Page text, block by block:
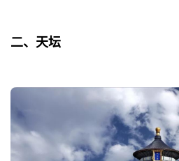
二、天坛